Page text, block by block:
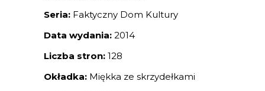
Seria: Faktyczny Dom Kultury
Data wydania: 2014
Liczba stron: 128
Okładka: Miękka ze skrzydełkami